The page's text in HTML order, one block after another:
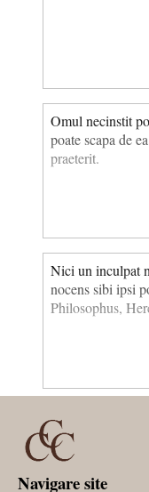
Omul necinstit
poate scapa de
praeterit.
Nici un inculpat
nocens sibi ipsi
Philosophus,
Navigare site